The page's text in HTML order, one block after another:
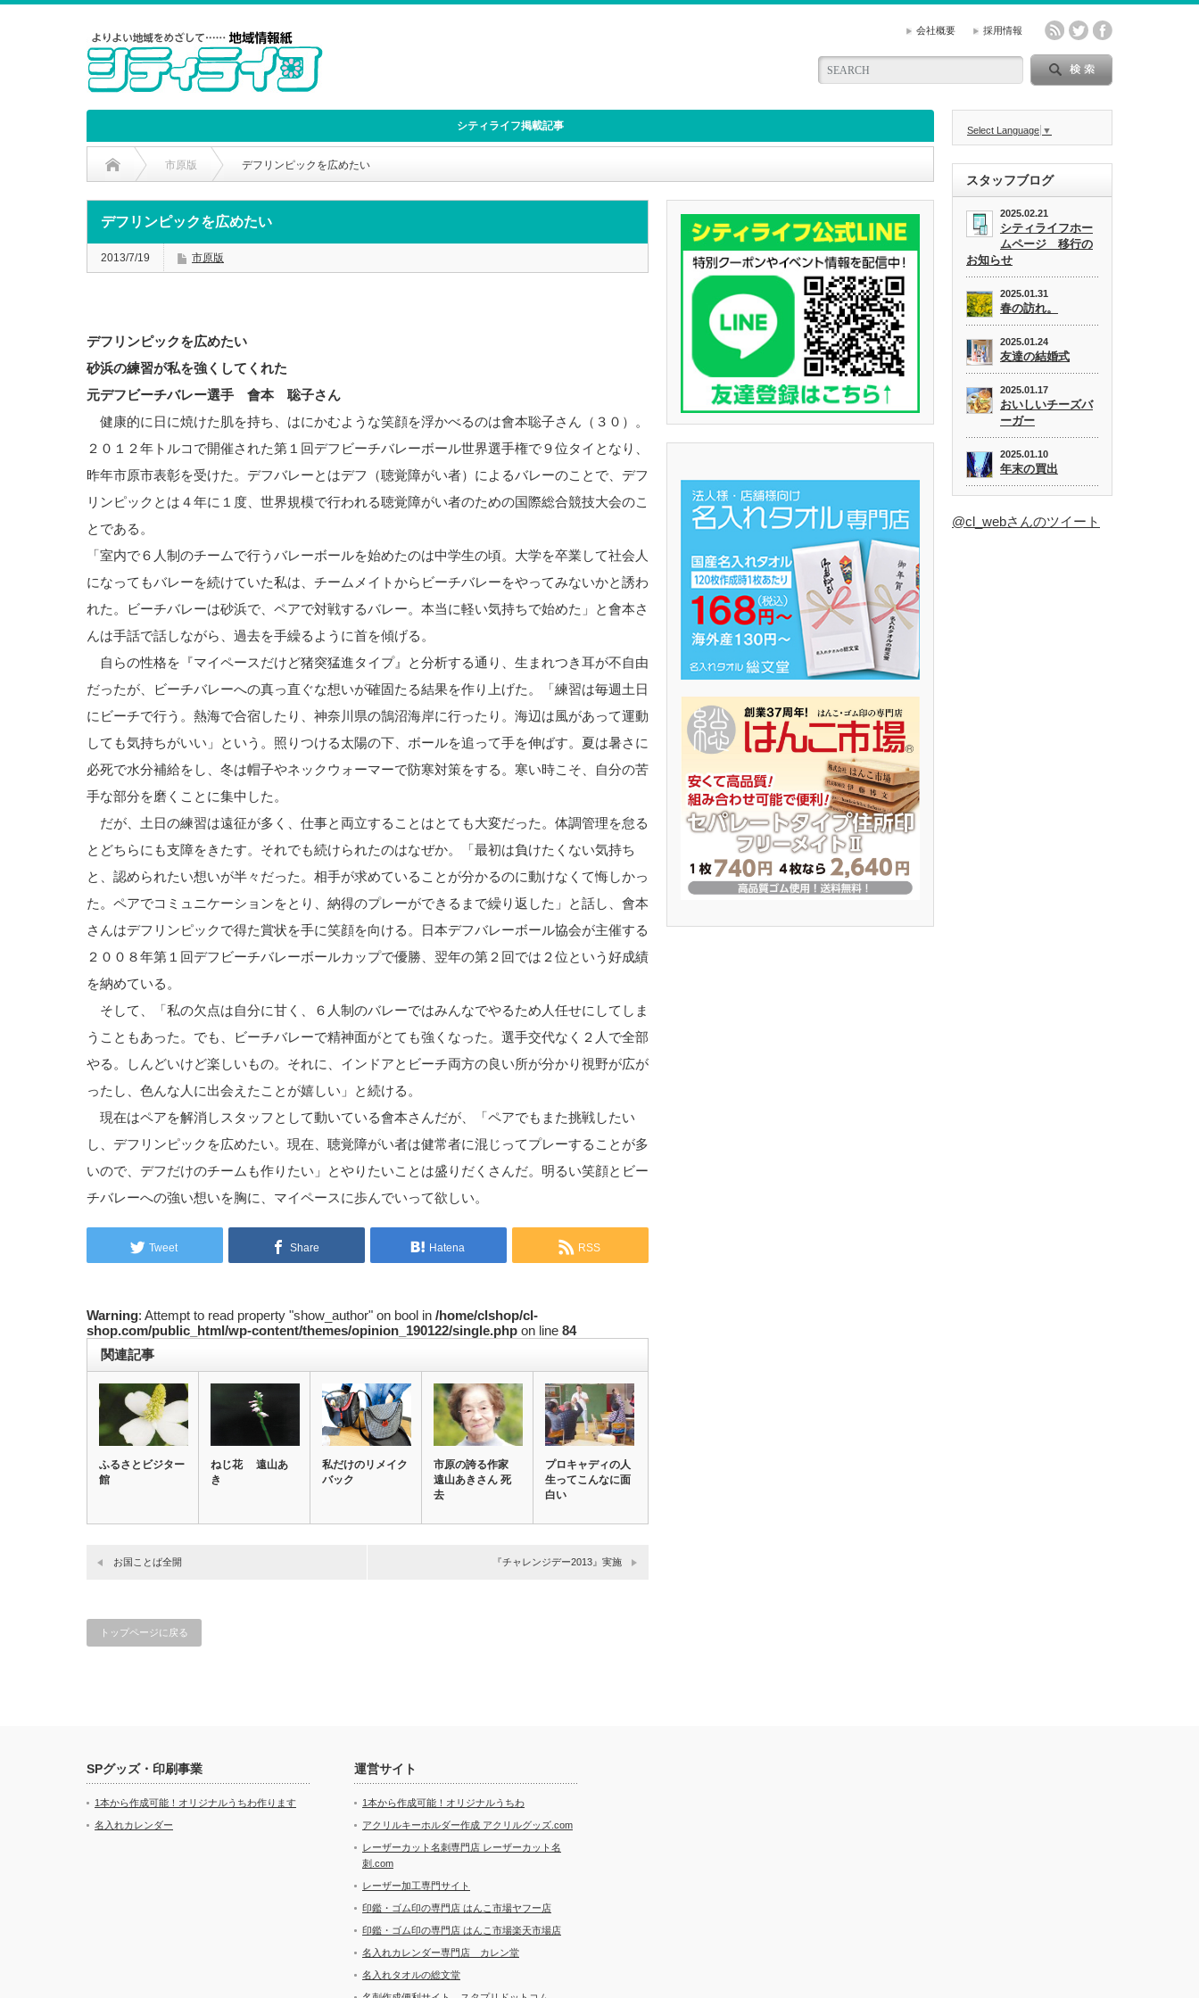
会社概要 採用情報
シティライフ掲載記事
市原版 デフリンピックを広めたい
デフリンピックを広めたい
2013/7/19 市原版
デフリンピックを広めたい
砂浜の練習が私を強くしてくれた
元デフビーチバレー選手 會本 聡子さん
健康的に日に焼けた肌を持ち、はにかむような笑顔を浮かべるのは會本聡子さん（３０）。
２０１２年トルコで開催された第１回デフビーチバレーボール世界選手権で９位タイとなり、
昨年市原市表彰を受けた。デフバレーとはデフ（聴覚障がい者）によるバレーのことで、デフ
リンピックとは４年に１度、世界規模で行われる聴覚障がい者のための国際総合競技大会のこ
とである。
「室内で６人制のチームで行うバレーボールを始めたのは中学生の頃。大学を卒業して社会人
になってもバレーを続けていた私は、チームメイトからビーチバレーをやってみないかと誘わ
れた。ビーチバレーは砂浜で、ペアで対戦するバレー。本当に軽い気持ちで始めた」と會本さ
んは手話で話しながら、過去を手繰るように首を傾げる。
自らの性格を『マイペースだけど猪突猛進タイプ』と分析する通り、生まれつき耳が不自由
だったが、ビーチバレーへの真っ直ぐな想いが確固たる結果を作り上げた。「練習は毎週土日
にビーチで行う。熱海で合宿したり、神奈川県の鵠沼海岸に行ったり。海辺は風があって運動
しても気持ちがいい」という。照りつける太陽の下、ボールを追って手を伸ばす。夏は暑さに
必死で水分補給をし、冬は帽子やネックウォーマーで防寒対策をする。寒い時こそ、自分の苦
手な部分を磨くことに集中した。
だが、土日の練習は遠征が多く、仕事と両立することはとても大変だった。体調管理を怠る
とどちらにも支障をきたす。それでも続けられたのはなぜか。「最初は負けたくない気持ち
と、認められたい想いが半々だった。相手が求めていることが分かるのに動けなくて悔しかっ
た。ペアでコミュニケーションをとり、納得のプレーができるまで繰り返した」と話し、會本
さんはデフリンピックで得た賞状を手に笑顔を向ける。日本デフバレーボール協会が主催する
２００８年第１回デフビーチバレーボールカップで優勝、翌年の第２回では２位という好成績
を納めている。
そして、「私の欠点は自分に甘く、６人制のバレーではみんなでやるため人任せにしてしま
うこともあった。でも、ビーチバレーで精神面がとても強くなった。選手交代なく２人で全部
やる。しんどいけど楽しいもの。それに、インドアとビーチ両方の良い所が分かり視野が広が
ったし、色んな人に出会えたことが嬉しい」と続ける。
現在はペアを解消しスタッフとして動いている會本さんだが、「ペアでもまた挑戦したい
し、デフリンピックを広めたい。現在、聴覚障がい者は健常者に混じってプレーすることが多
いので、デフだけのチームも作りたい」とやりたいことは盛りだくさんだ。明るい笑顔とビー
チバレーへの強い想いを胸に、マイペースに歩んでいって欲しい。
Tweet Share Hatena RSS
Warning: Attempt to read property "show_author" on bool in /home/clshop/cl-
shop.com/public_html/wp-content/themes/opinion_190122/single.php on line 84
関連記事
ふるさとビジター
館
ねじ花 遠山あ
き
私だけのリメイク
バック
市原の誇る作家
遠山あきさん 死
去
プロキャディの人
生ってこんなに面
白い
お国ことば全開 『チャレンジデー2013』実施
トップページに戻る
Select Language ▼
スタッフブログ
2025.02.21
シティライフホー
ムページ 移行の
お知らせ
2025.01.31
春の訪れ。
2025.01.24
友達の結婚式
2025.01.17
おいしいチーズバ
ーガー
2025.01.10
年末の買出
@cl_webさんのツイート
SPグッズ・印刷事業
1本から作成可能！オリジナルうちわ作ります
名入れカレンダー
運営サイト
1本から作成可能！オリジナルうちわ
アクリルキーホルダー作成 アクリルグッズ.com
レーザーカット名刺専門店 レーザーカット名
刺.com
レーザー加工専門サイト
印鑑・ゴム印の専門店 はんこ市場ヤフー店
印鑑・ゴム印の専門店 はんこ市場楽天市場店
名入れカレンダー専門店 カレン堂
名入れタオルの総文堂